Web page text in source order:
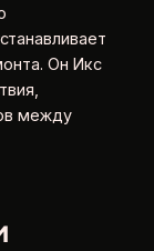
Он Икс
между